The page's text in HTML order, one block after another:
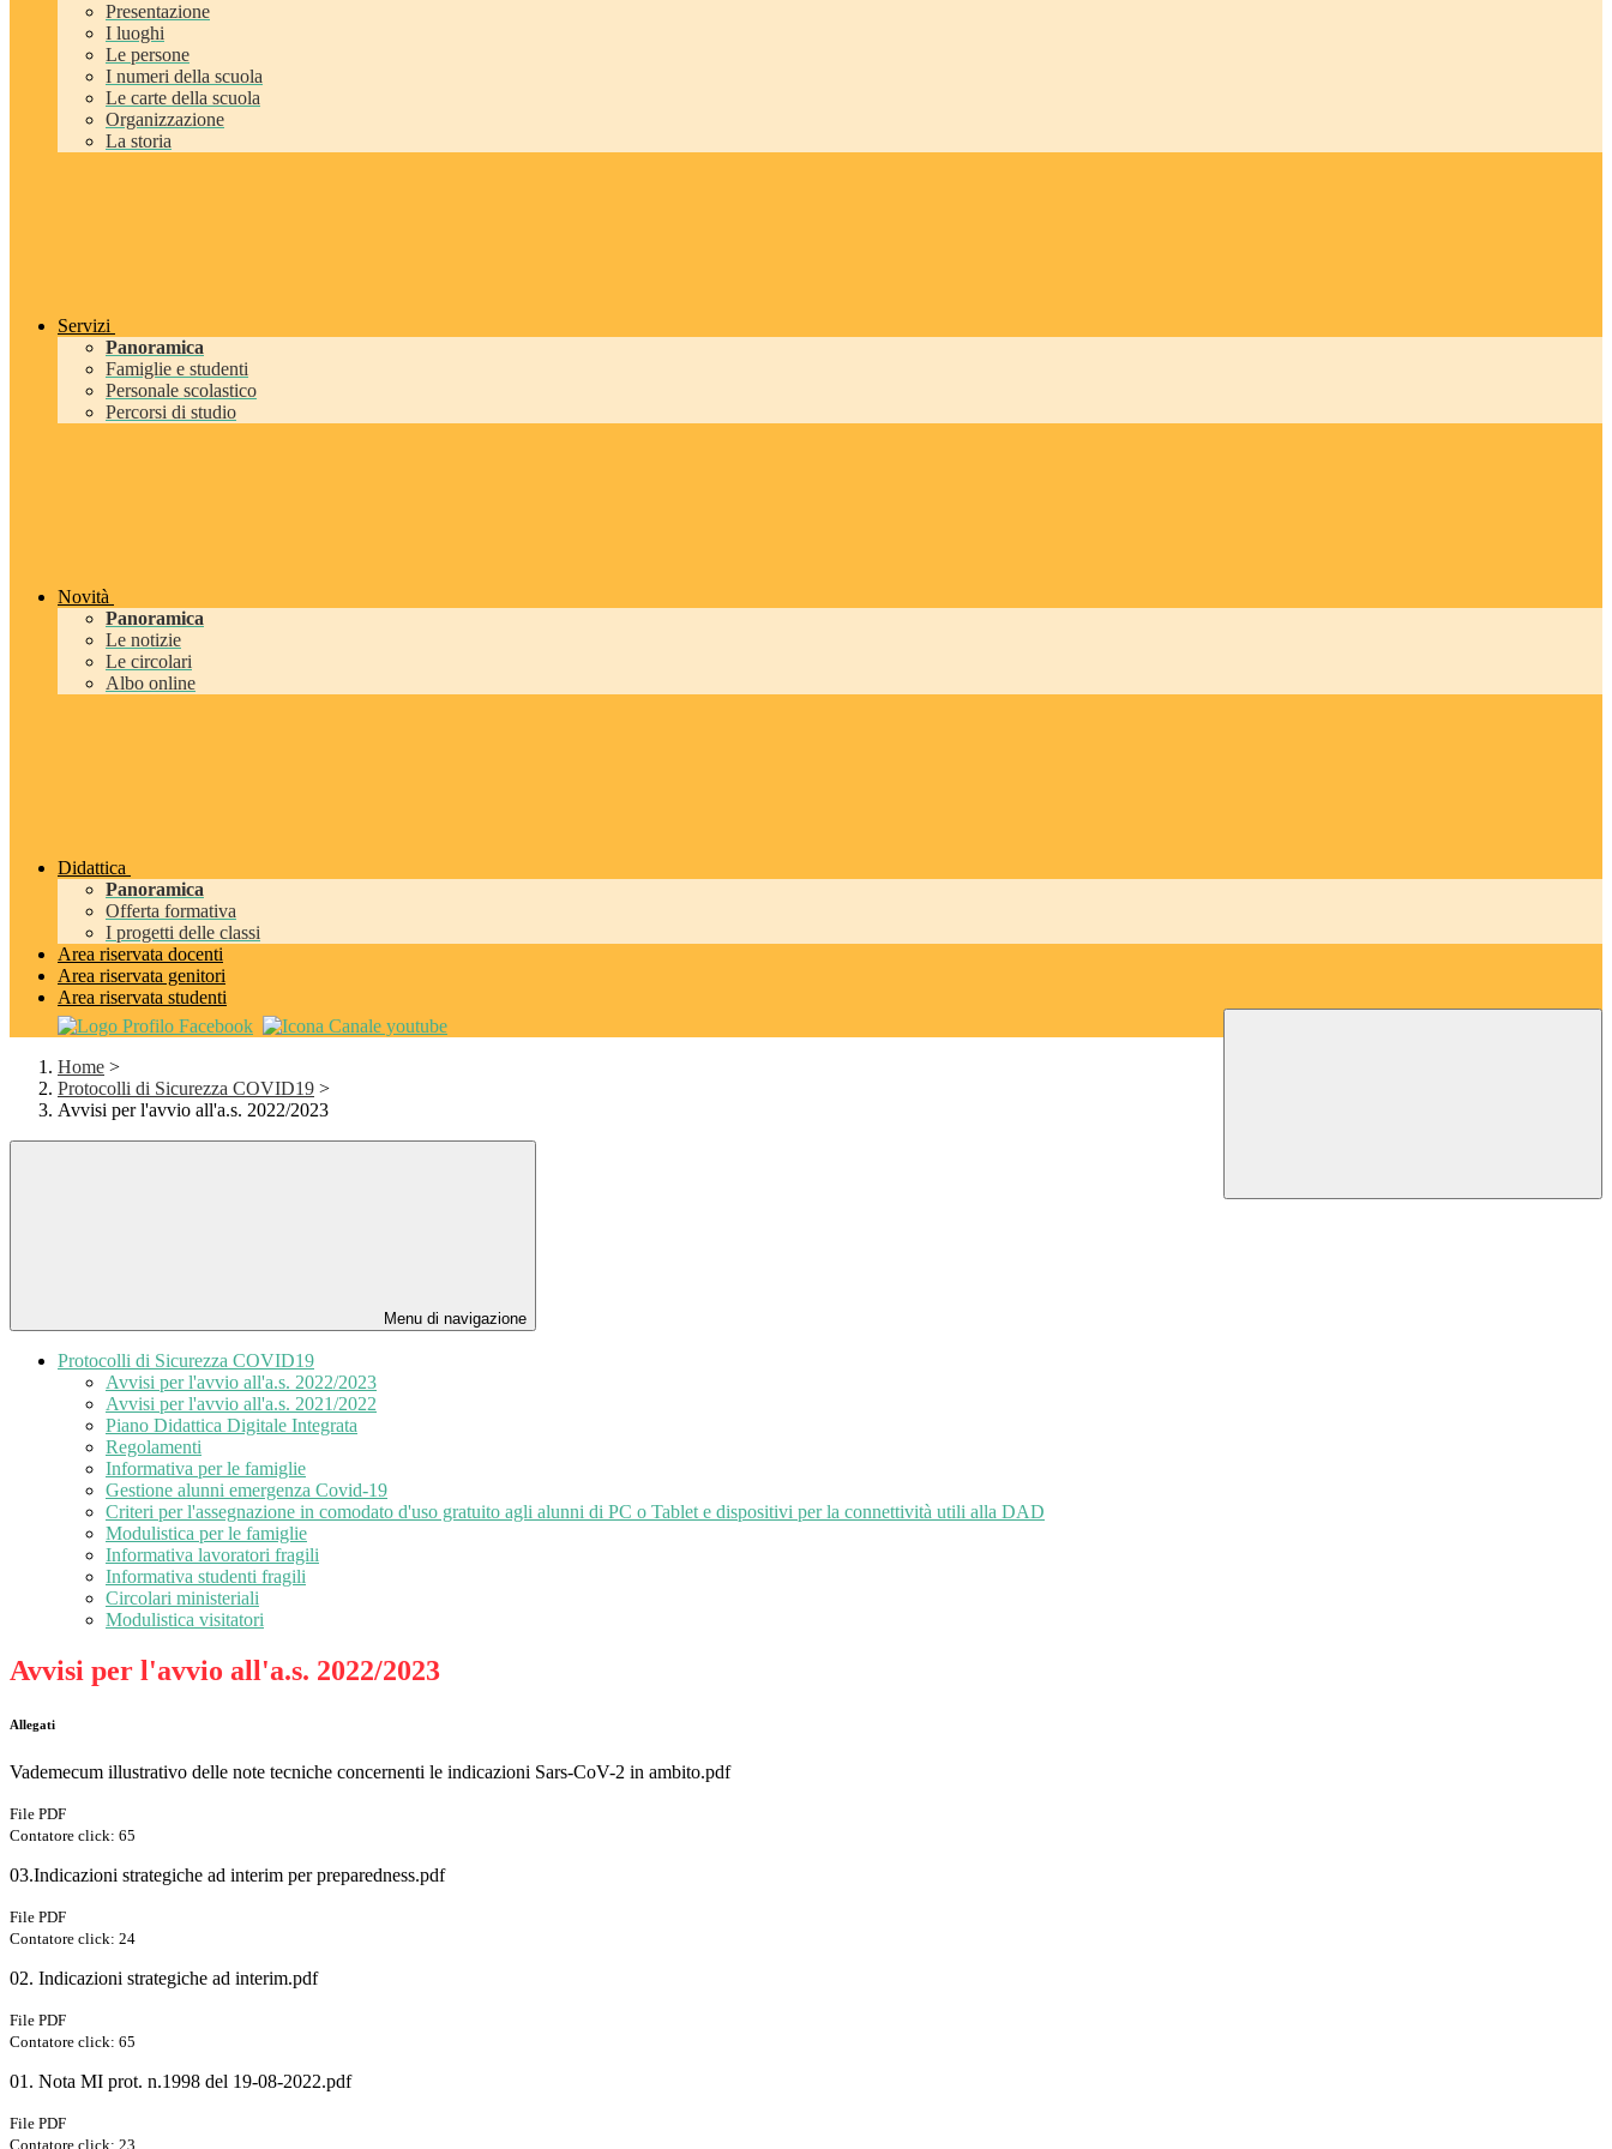
Presentazione
I luoghi
Le persone
I numeri della scuola
Le carte della scuola
Organizzazione
La storia
Servizi
Panoramica
Famiglie e studenti
Personale scolastico
Percorsi di studio
Novità
Panoramica
Le notizie
Le circolari
Albo online
Didattica
Panoramica
Offerta formativa
I progetti delle classi
Area riservata docenti
Area riservata genitori
Area riservata studenti
Home >
Protocolli di Sicurezza COVID19 >
Avvisi per l'avvio all'a.s. 2022/2023
Menu di navigazione
Protocolli di Sicurezza COVID19
Avvisi per l'avvio all'a.s. 2022/2023
Avvisi per l'avvio all'a.s. 2021/2022
Piano Didattica Digitale Integrata
Regolamenti
Informativa per le famiglie
Gestione alunni emergenza Covid-19
Criteri per l'assegnazione in comodato d'uso gratuito agli alunni di PC o Tablet e dispositivi per la connettività utili alla DAD
Modulistica per le famiglie
Informativa lavoratori fragili
Informativa studenti fragili
Circolari ministeriali
Modulistica visitatori
Avvisi per l'avvio all'a.s. 2022/2023
Allegati
Vademecum illustrativo delle note tecniche concernenti le indicazioni Sars-CoV-2 in ambito.pdf
File PDF
Contatore click: 65
03.Indicazioni strategiche ad interim per preparedness.pdf
File PDF
Contatore click: 24
02. Indicazioni strategiche ad interim.pdf
File PDF
Contatore click: 65
01. Nota MI prot. n.1998 del 19-08-2022.pdf
File PDF
Contatore click: 23